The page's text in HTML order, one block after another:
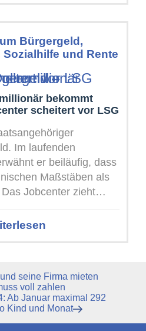
Bürgergeld,
und Rente
bekommt
scheitert vor LSG
Im laufenden
er beiläufig, dass
Maßstäben als
Jobcenter zieht
Schluss, den eine
seine Firma mieten
voll zahlen
Ab Januar maximal 292
Kind und Monat